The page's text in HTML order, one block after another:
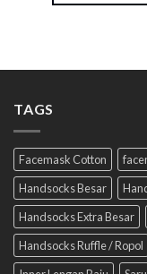
TAGS
Facemask Cotton
Handsocks Besar
Handsocks Extra Besar
Handsocks Ruffle / Ropol